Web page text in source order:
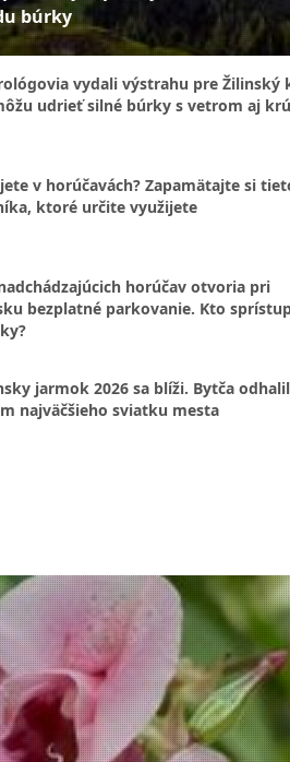
búrky
vydali výstrahu pre Žilinský
udrieť silné búrky s vetrom aj
v horúčavách? Zapamätajte si
ktoré určite využijete
horúčav otvoria pri
bezplatné parkovanie. Kto
jarmok 2026 sa blíži. Bytča
najväčšieho sviatku mesta